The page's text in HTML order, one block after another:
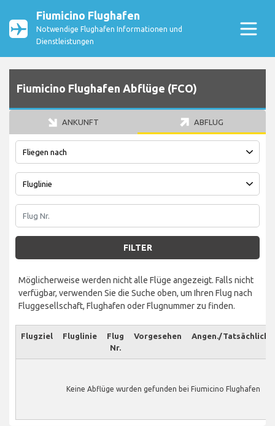
Fiumicino Flughafen
Notwendige Flughafen Informationen und
Dienstleistungen
Fiumicino Flughafen Abflüge (FCO)
ANKUNFT ABFLUG
FILTER
Möglicherweise werden nicht alle Flüge angezeigt. Falls nicht
verfügbar, verwenden Sie die Suche oben, um Ihren Flug nach
Fluggesellschaft, Flughafen oder Flugnummer zu finden.
Flugziel Fluglinie
Flug
Nr.
Vorgesehen Angen./Tatsächlich
Keine Abflüge wurden gefunden bei Fiumicino Flughafen